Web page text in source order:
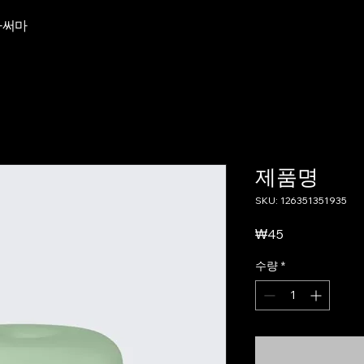
마
제품명
SKU: 126351351935
₩45
수량 *